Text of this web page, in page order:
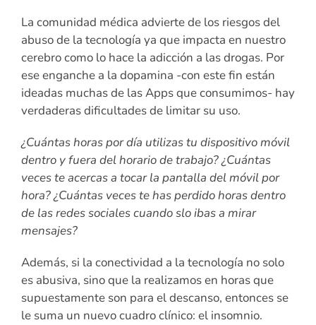
La comunidad médica advierte de los riesgos del
abuso de la tecnología ya que impacta en nuestro
cerebro como lo hace la adicción a las drogas. Por
ese enganche a la dopamina -con este fin están
ideadas muchas de las Apps que consumimos- hay
verdaderas dificultades de limitar su uso.
¿Cuántas horas por día utilizas tu dispositivo móvil
dentro y fuera del horario de trabajo? ¿Cuántas
veces te acercas a tocar la pantalla del móvil por
hora? ¿Cuántas veces te has perdido horas dentro
de las redes sociales cuando slo ibas a mirar
mensajes?
Además, si la conectividad a la tecnología no solo
es abusiva, sino que la realizamos en horas que
supuestamente son para el descanso, entonces se
le suma un nuevo cuadro clínico: el insomnio.